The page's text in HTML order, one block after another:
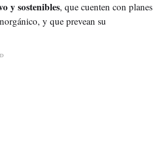
y sostenibles, que cuenten con planes
y que prevean su